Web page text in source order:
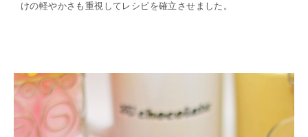
けの軽やかさも重視してレシピを確立させました。